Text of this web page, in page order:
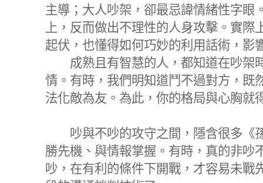
主導；大人吵架，卻最忌諱情緒性字眼
上，反而做出不理性的人身攻擊。實
起伏，也懂得如何巧妙的利用話術，影
成熟且有智慧的人，都知道在吵架
情。有時，我們明知道鬥不過對方，既
法化敵為友。為此，你的格局與心胸就
吵與不吵的攻守之間，隱含很多《
勝先機、與情報掌握。有時，真的非吵
吵，在有利的條件下開戰，才容易未戰